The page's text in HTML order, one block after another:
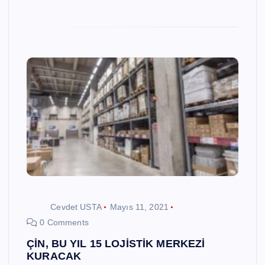
Cevdet USTA
Mayıs 11, 2021
0 Comments
ÇİN, BU YIL 15 LOJİSTİK MERKEZİ
KURACAK